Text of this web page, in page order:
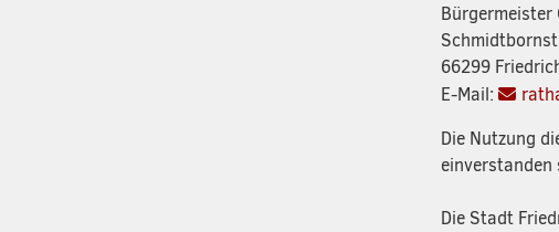
Bürgermeister
66299
E-Mail:
Die Nutzung
einverstanden
Die Stadt